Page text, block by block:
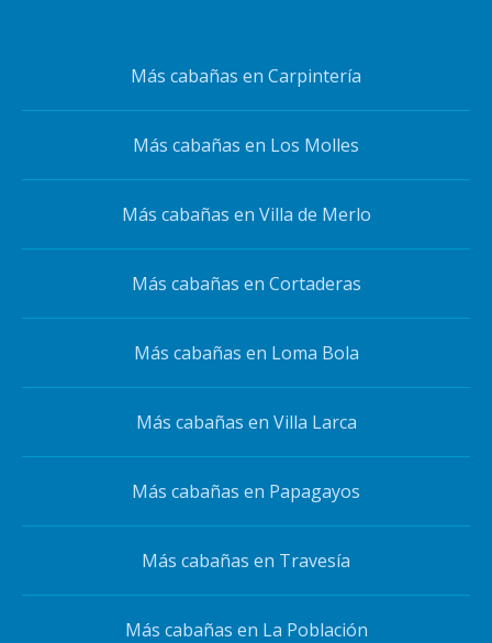
Más cabañas en Carpintería
Más cabañas en Los Molles
Más cabañas en Villa de Merlo
Más cabañas en Cortaderas
Más cabañas en Loma Bola
Más cabañas en Villa Larca
Más cabañas en Papagayos
Más cabañas en Travesía
Más cabañas en La Población